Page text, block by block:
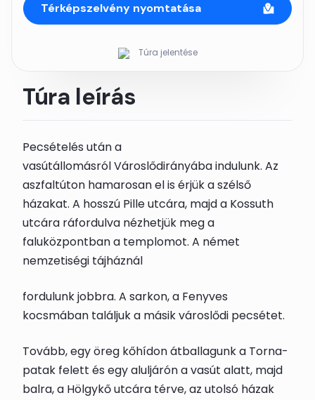
Térképszelvény nyomtatása
Túra jelentése
Túra leírás
Pecsételés után a
vasútállomásrólVároslődirányába indulunk. Az
aszfaltúton hamarosan el is érjük a szélső
házakat. A hosszú Pille utcára, majd a Kossuth
utcára ráfordulva nézhetjük meg a
faluközpontban a templomot. A német
nemzetiségi tájháznál
fordulunk jobbra. A sarkon, a Fenyves
kocsmában találjuk a másikvároslődi pecsétet.
Tovább, egy öreg kőhídon átballagunk a Torna-
patak felett és egy aluljárón a vasút alatt, majd
balra, a Hölgykő utcára térve, az utolsó házak